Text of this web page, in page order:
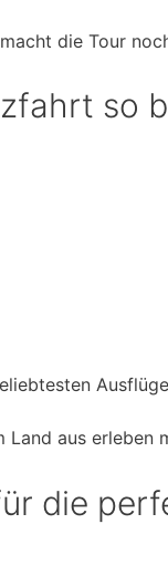
die Tour
so
aus
die